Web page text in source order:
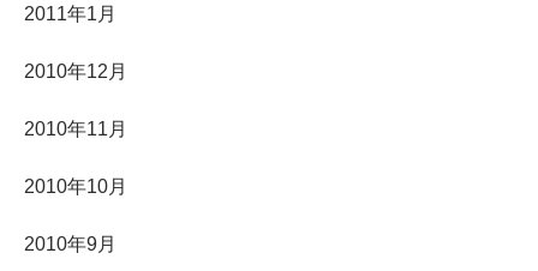
2011年1月
2010年12月
2010年11月
2010年10月
2010年9月